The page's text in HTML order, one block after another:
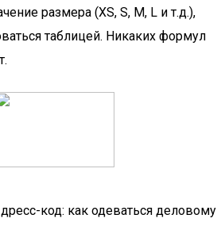
размера (XS, S, M, L и т.д.),
таблицей. Никаких формул
код: как одеваться деловому